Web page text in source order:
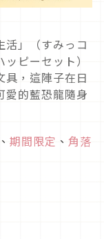
活」（すみっコ
ピーセット）
具，這陣子在日
愛的藍恐龍隨身
、 期間限定 、 角落